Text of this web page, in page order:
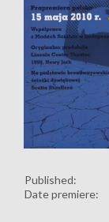
Published:
Date premiere: